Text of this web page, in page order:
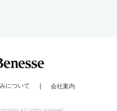
について 会社案内